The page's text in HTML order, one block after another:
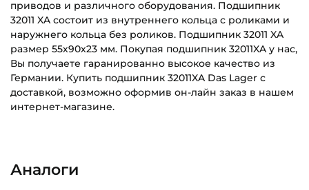
приводов и различного оборудования. Подшипник
32011 XA состоит из внутреннего кольца с роликами и
наружнего кольца без роликов. Подшипник 32011 XA
размер 55х90х23 мм. Покупая подшипник 32011XA у нас,
Вы получаете гаранированно высокое качество из
Германии. Купить подшипник 32011XA Das Lager с
доставкой, возможно оформив он-лайн заказ в нашем
интернет-магазине.
Наружный диаметр (D):
Категория:
Аналоги